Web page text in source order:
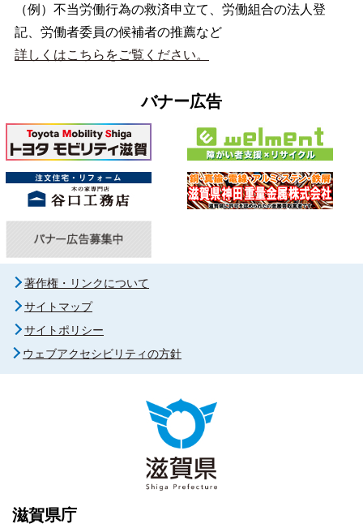
（例）不当労働行為の救済申立て、労働組合の法人登
記、労働者委員の候補者の推薦など
詳しくはこちらをご覧ください。
バナー広告
著作権・リンクについて
サイトマップ
サイトポリシー
ウェブアクセシビリティの方針
滋賀県庁